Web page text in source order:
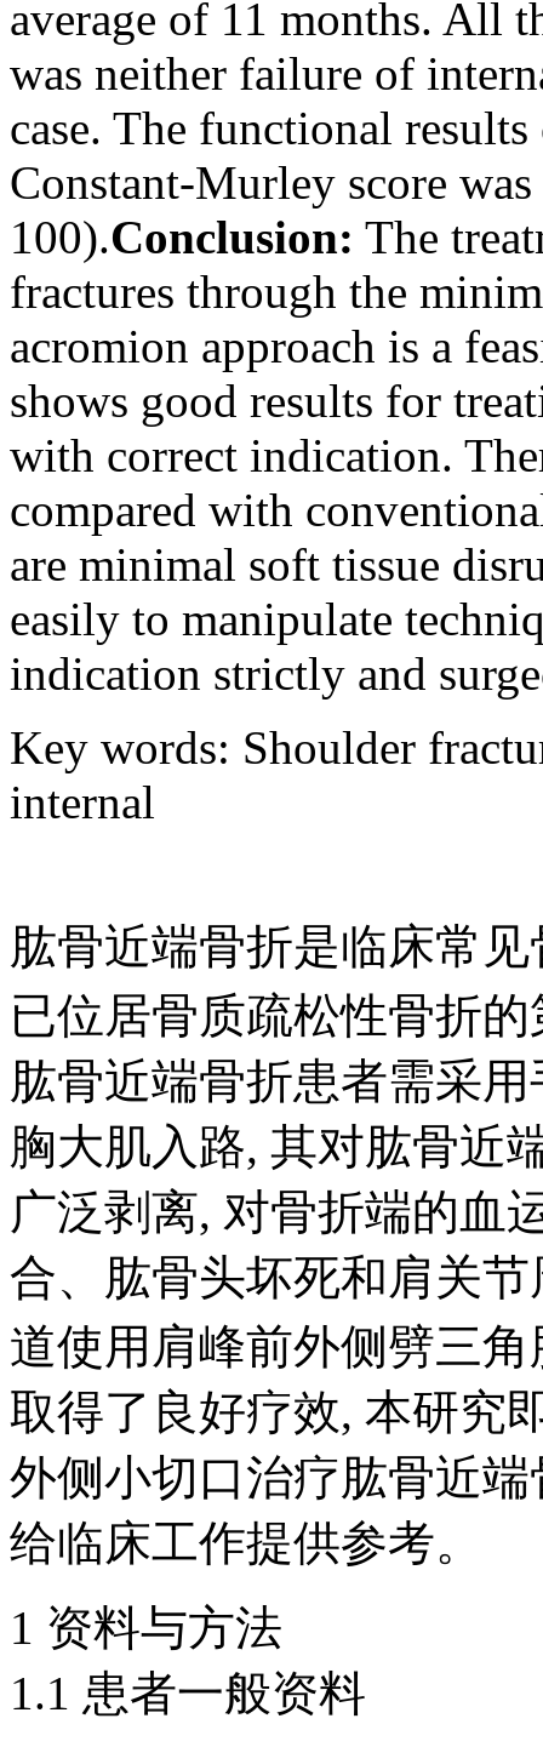
average of 11 months. All
was neither failure of
case. The functional
Constant-Murley score
100).Conclusion: The
fractures through the
acromion approach is a
shows good results for
with correct indication.
compared with
are minimal soft tissue
easily to manipulate
indication strictly and
Key words: Shoulder
internal
肱骨近端骨折是临床常
已位居骨质疏松性骨折
肱骨近端骨折患者需采
胸大肌入路, 其对肱骨近
广泛剥离, 对骨折端的血
合、肱骨头坏死和肩关
道使用肩峰前外侧劈三
取得了良好疗效, 本研究
外侧小切口治疗肱骨近
给临床工作提供参考。
1 资料与方法
1.1 患者一般资料